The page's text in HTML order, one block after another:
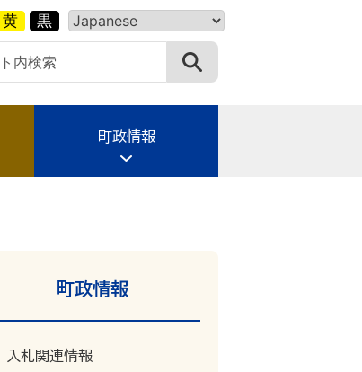
黄 黒
町政情報
町政情報
入札関連情報